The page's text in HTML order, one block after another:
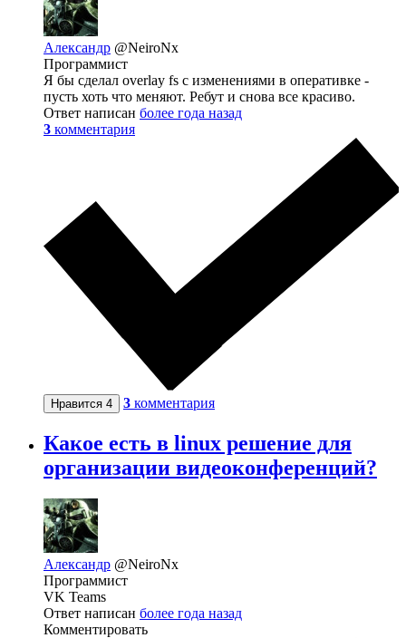
Александр @NeiroNx
Программист
Я бы сделал overlay fs с изменениями в оперативке -
пусть хоть что меняют. Ребут и снова все красиво.
Ответ написан более года назад
3 комментария
Нравится 4 3 комментария
Какое есть в linux решение для
организации видеоконференций?
Александр @NeiroNx
Программист
VK Teams
Ответ написан более года назад
Комментировать